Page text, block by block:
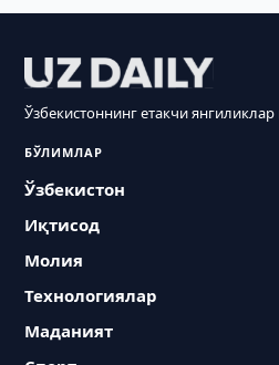
Ўзбекистоннинг етакчи
БЎЛИМЛАР
Ўзбекистон
Иқтисод
Молия
Технологиялар
Маданият